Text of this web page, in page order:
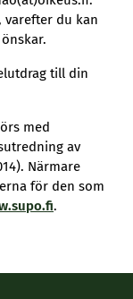
varefter du kan
till din
med
av
Närmare
för den som
.